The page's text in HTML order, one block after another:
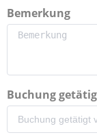
Bemerkung
Buchung